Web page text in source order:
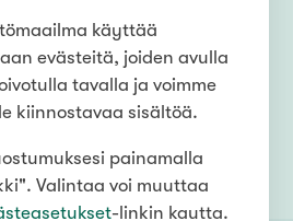
s, wc, vh
31,Jyrä,Kurikka
Myyntihinta
käyttää
evästeitä, joiden avulla
tavalla ja voimme
kiinnostavaa sisältöä.
painamalla
Valintaa voi muuttaa
-linkin kautta.